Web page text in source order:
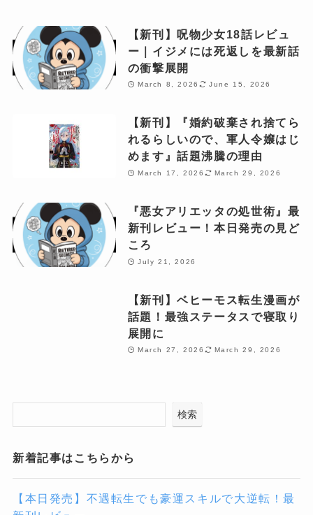
【新刊】呪物少女18話レビュ
ー｜イジメには死返しを最新話
の衝撃展開
March 8, 2026 June 15, 2026
【新刊】『婚約破棄され捨てら
れるらしいので、軍人令嬢はじ
めます』話題沸騰の理由
March 17, 2026 March 29, 2026
『悪女アリエッタの処世術』最
新刊レビュー！本日発売の見ど
ころ
July 21, 2026
【新刊】ベヒーモス転生漫画が
話題！最強ステータスで寝取り
展開に
March 27, 2026 March 29, 2026
検索
新着記事はこちらから
【本日発売】不遇転生でも豪運スキルで大逆転！最